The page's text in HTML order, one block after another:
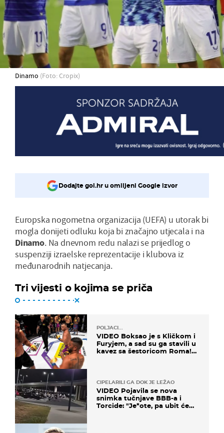
Dinamo (Foto: Cropix)
Dodajte gol.hr u omiljeni Google izvor
Europska nogometna organizacija (UEFA) u utorak bi
mogla donijeti odluku koja bi značajno utjecala i na
Dinamo. Na dnevnom redu nalazi se prijedlog o
suspenziji izraelske reprezentacije i klubova iz
međunarodnih natjecanja.
Tri vijesti o kojima se priča
POLJACI...
VIDEO Boksao je s Kličkom i
Furyjem, a sad su ga stavili u
kavez sa šestoricom Roma!
CIPELARILI GA DOK JE LEŽAO
VIDEO Pojavila se nova
snimka tučnjave BBB-a i
Torcide: "Je*ote, pa ubit će